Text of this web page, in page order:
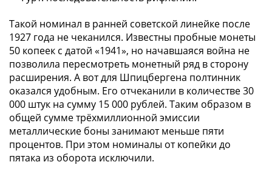
Банкноты
РФ
1992
1993
1994
1995
1997
2001
2004
2010
2017
2022-
Такой номинал в ранней советской линейке после
1927 года не чеканился. Известны пробные монеты
50 копеек с датой «1941», но начавшаяся война не
позволила пересмотреть монетный ряд в сторону
расширения. А вот для Шпицбергена полтинник
оказался удобным. Его отчеканили в количестве 30
000 штук на сумму 15 000 рублей. Таким образом в
общей сумме трёхмиллионной эмиссии
металлические боны занимают меньше пяти
процентов. При этом номиналы от копейки до
пятака из оборота исключили.